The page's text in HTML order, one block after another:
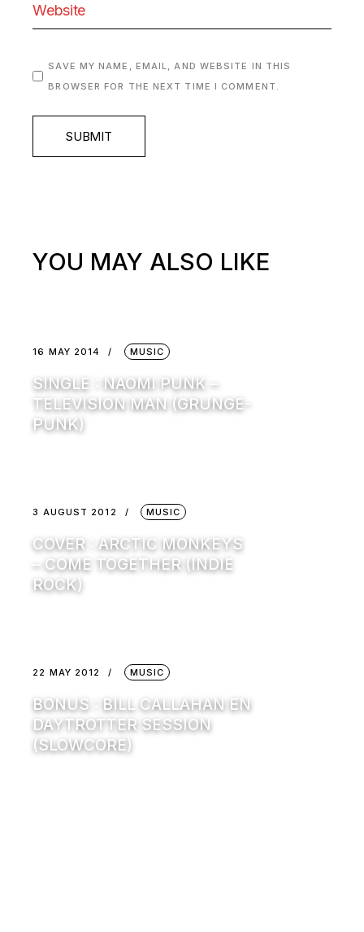
SAVE MY NAME, EMAIL, AND WEBSITE IN THIS
BROWSER FOR THE NEXT TIME I COMMENT.
SUBMIT
YOU MAY ALSO LIKE
16 MAY 2014 MUSIC
SINGLE : NAOMI PUNK –
TELEVISION MAN (GRUNGE-
PUNK)
3 AUGUST 2012 MUSIC
COVER : ARCTIC MONKEYS
– COME TOGETHER (INDIE
ROCK)
22 MAY 2012 MUSIC
BONUS : BILL CALLAHAN EN
DAYTROTTER SESSION
(SLOWCORE)